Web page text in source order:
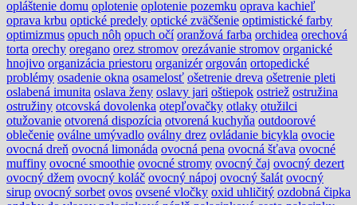
opláštenie domu oplotenie oplotenie pozemku oprava kachieľ
oprava krbu optické predely optické zväčšenie optimistické farby
optimizmus opuch nôh opuch očí oranžová farba orchidea orechová
torta orechy oregano orez stromov orezávanie stromov organické
hnojivo organizácia priestoru organizér orgován ortopedické
problémy osadenie okna osamelosť ošetrenie dreva ošetrenie pleti
oslabená imunita oslava ženy oslavy jari oštiepok ostriež ostružina
ostružiny otcovská dovolenka otepľovačky otlaky otužilci
otužovanie otvorená dispozícia otvorená kuchyňa outdoorové
oblečenie oválne umývadlo oválny drez ovládanie bicykla ovocie
ovocná dreň ovocná limonáda ovocná pena ovocná šťava ovocné
muffiny ovocné smoothie ovocné stromy ovocný čaj ovocný dezert
ovocný džem ovocný koláč ovocný nápoj ovocný šalát ovocný
sirup ovocný sorbet ovos ovsené vločky oxid uhličitý ozdobná čipka